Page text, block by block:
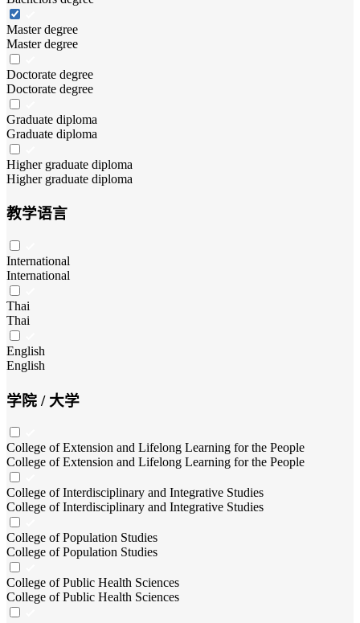
Master degree
Master degree
Doctorate degree
Doctorate degree
Graduate diploma
Graduate diploma
Higher graduate diploma
Higher graduate diploma
教学语言
International
International
Thai
Thai
English
English
学院 / 大学
College of Extension and Lifelong Learning for the People
College of Extension and Lifelong Learning for the People
College of Interdisciplinary and Integrative Studies
College of Interdisciplinary and Integrative Studies
College of Population Studies
College of Population Studies
College of Public Health Sciences
College of Public Health Sciences